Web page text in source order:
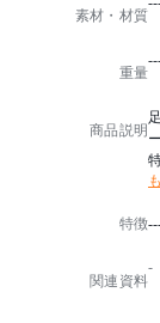
素材・材質
重量
商品説明
特徴
関連資料
-